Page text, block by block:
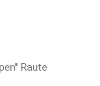
Raute